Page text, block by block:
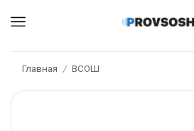
Главная / ВСОШ